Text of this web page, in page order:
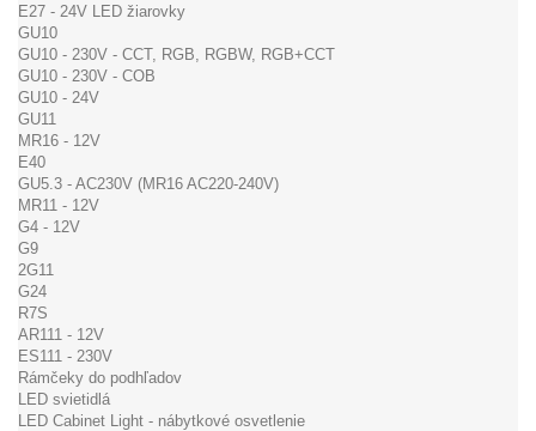
E27 - 24V LED žiarovky
GU10
GU10 - 230V - CCT, RGB, RGBW, RGB+CCT
GU10 - 230V - COB
GU10 - 24V
GU11
MR16 - 12V
E40
GU5.3 - AC230V (MR16 AC220-240V)
MR11 - 12V
G4 - 12V
G9
2G11
G24
R7S
AR111 - 12V
ES111 - 230V
Rámčeky do podhľadov
LED svietidlá
LED Cabinet Light - nábytkové osvetlenie